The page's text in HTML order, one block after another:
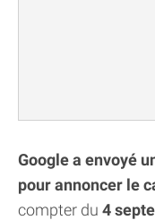
Google a envoyé
pour annoncer le
compter du 4